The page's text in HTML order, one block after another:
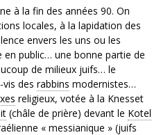
à la fin des années 90. On
locales, à la lapidation des
envers les uns ou les
public… une bonne partie de
de milieux juifs… le
des rabbins modernistes…
religieux, votée à la Knesset
(châle de prière) devant le Kotel
« messianique » (juifs